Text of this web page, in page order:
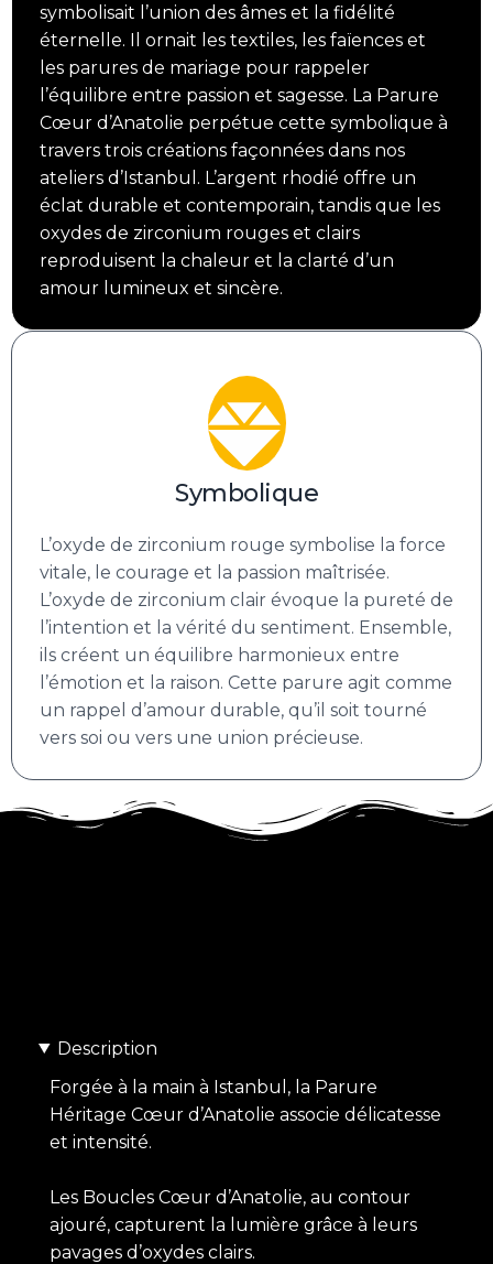
symbolisait l’union des âmes et la fidélité
éternelle. Il ornait les textiles, les faïences et
les parures de mariage pour rappeler
l’équilibre entre passion et sagesse. La Parure
Cœur d’Anatolie perpétue cette symbolique à
travers trois créations façonnées dans nos
ateliers d’Istanbul. L’argent rhodié offre un
éclat durable et contemporain, tandis que les
oxydes de zirconium rouges et clairs
reproduisent la chaleur et la clarté d’un
amour lumineux et sincère.
Symbolique
L’oxyde de zirconium rouge symbolise la force
vitale, le courage et la passion maîtrisée.
L’oxyde de zirconium clair évoque la pureté de
l’intention et la vérité du sentiment. Ensemble,
ils créent un équilibre harmonieux entre
l’émotion et la raison. Cette parure agit comme
un rappel d’amour durable, qu’il soit tourné
vers soi ou vers une union précieuse.
Description
Forgée à la main à Istanbul, la Parure
Héritage Cœur d’Anatolie associe délicatesse
et intensité.
Les Boucles Cœur d’Anatolie, au contour
ajouré, capturent la lumière grâce à leurs
pavages d’oxydes clairs.